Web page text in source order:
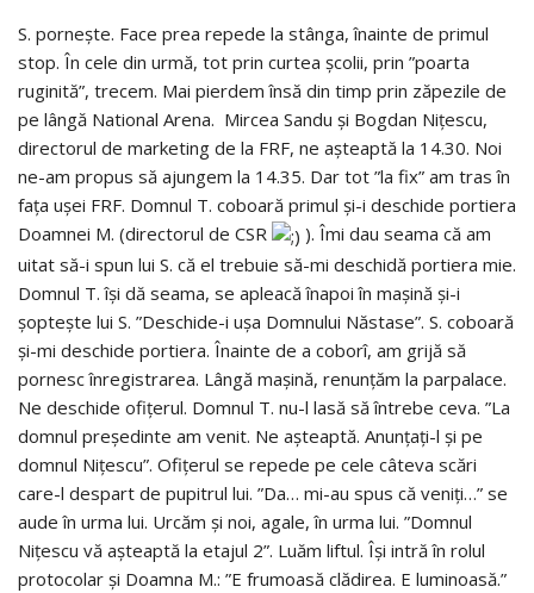
S. pornește. Face prea repede la stânga, înainte de primul
stop. În cele din urmă, tot prin curtea școlii, prin ”poarta
ruginită”, trecem. Mai pierdem însă din timp prin zăpezile de
pe lângă National Arena. Mircea Sandu și Bogdan Nițescu,
directorul de marketing de la FRF, ne așteaptă la 14.30. Noi
ne-am propus să ajungem la 14.35. Dar tot ”la fix” am tras în
fața ușei FRF. Domnul T. coboară primul și-i deschide portiera
Doamnei M. (directorul de CSR
). Îmi dau seama că am
uitat să-i spun lui S. că el trebuie să-mi deschidă portiera mie.
Domnul T. își dă seama, se apleacă înapoi în mașină și-i
șoptește lui S. ”Deschide-i ușa Domnului Năstase”. S. coboară
și-mi deschide portiera. Înainte de a coborî, am grijă să
pornesc înregistrarea. Lângă mașină, renunțăm la parpalace.
Ne deschide ofițerul. Domnul T. nu-l lasă să întrebe ceva. ”La
domnul președinte am venit. Ne așteaptă. Anunțați-l și pe
domnul Nițescu”. Ofițerul se repede pe cele câteva scări
care-l despart de pupitrul lui. ”Da… mi-au spus că veniți…” se
aude în urma lui. Urcăm și noi, agale, în urma lui. ”Domnul
Nițescu vă așteaptă la etajul 2”. Luăm liftul. Își intră în rolul
protocolar și Doamna M.: ”E frumoasă clădirea. E luminoasă.”